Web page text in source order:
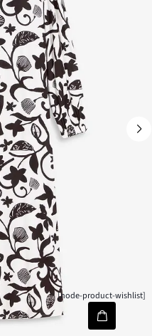
[node-product-wishlist]